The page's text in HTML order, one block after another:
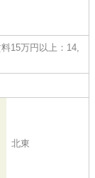
15万円以上：14,
北東